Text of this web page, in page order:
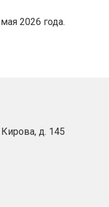
2026 года.
д. 145​